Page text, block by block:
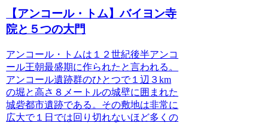
【アンコール・トム】バイヨン寺
院と５つの大門
アンコール・トムは１２世紀後半アンコ
ール王朝最盛期に作られたと言われる。
アンコール遺跡群のひとつで１辺３km
の堀と高さ８メートルの城壁に囲まれた
城砦都市遺跡である。その敷地は非常に
広大で１日では回り切れないほど多くの